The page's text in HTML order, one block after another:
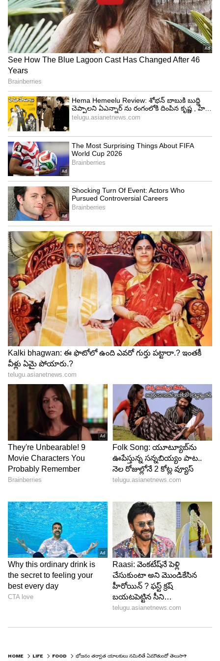
శరీరాన్ని డిటాక్సిఫై చేస్తుంది
యాలకులు ఒక సహజ డిటాక్సిఫైయర్, ఇది శరీరం నుండి
విషాన్ని బయటకు తీయడం ద్వారా శుభ్రపరచడంలో
సహాయపడుతుంది. సుగంధ ద్రవ్యం కాలేయం ,
మూత్రపిండాలను ప్రేరేపిస్తుంది, వ్యర్థాలను తొలగించే
సామర్థ్యాన్ని పెంచుతుంది. భోజనం తర్వాత క్రమం
తప్పకుండా తీసుకోవడం వల్ల డిటాక్సిఫికేషన్‌కు
సహాయపడుతుంది, మీ వ్యవస్థను శుభ్రంగా ఉంచుతుంది.
మొత్తం ఆరోగ్యాన్ని ప్రోత్సహిస్తుంది.
వాపును తగ్గిస్తుంది
జీర్ణశయాంలో వాపును తగ్గించే యాంటీ ఇన్ఫ్లమేటరీ
సమ్మేళనాలు యాలకులలో సమృద్ధిగా ఉంటాయి. గ్యాస్ట్రిటిస్
లేదా ఇరిటబుల్ బవెల్ సిండ్రోమ్ (IBS) వంటి పరిస్థితులతో
బాధపడుతున్నవారికి ఇది చాలా ప్రయోజనకరం. భోజనం
తర్వాత యాలకులు నమలడం ఈ లక్షణాలను
నిర్వహించడంలో, మెరుగైన ప్రేగు ఆరోగ్యాన్ని
ప్రోత్సహించడంలో సహాయపడుతుంది.
5
పోషకాల శోషణను పెంచుతుంది
యాలకులు నమలడం వల్ల ఆహారం నుండి పోషకాలను
గ్రహించే శరీరం సామర్థ్యం పెరుగుతుంది. ఇది జీర్ణ ఆమ్లాల
స్రావాన్ని ప్రేరేపిస్తుంది, శరీరం అవసరమైన విటమిన్లు ,
ఖనిజాలను సులభంగా సమీకరించడానికి
సహాయపడుతుంది. ఇది మీ పోషకాల తీసుకోవడం
మెరుగుపరచడమే కాకుండా శక్తి స్థాయిలు ,మొత్తం శక్తిని
HOME LIFE FOOD భోజనం తర్వాత యాలకులు నమిలితే ఏమౌతుందో తెలుసా?